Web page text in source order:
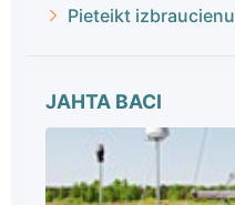
Pieteikt izbraucienu
JAHTA BACI